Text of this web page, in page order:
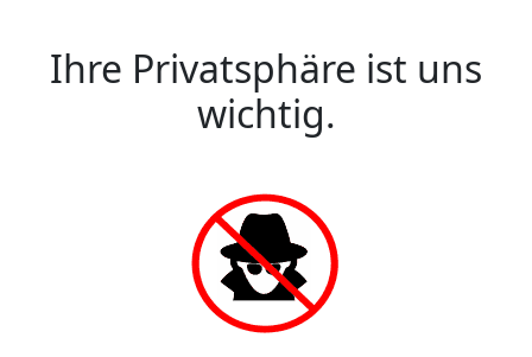
Ihre Privatsphäre ist uns
wichtig.